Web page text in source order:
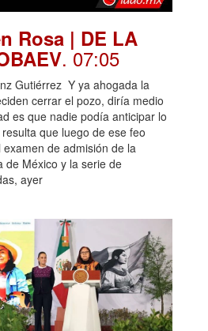
Rosa | DE LA
. 07:05
Gutiérrez Y ya ahogada la
cerrar el pozo, diría medio
es que nadie podía anticipar lo
que luego de ese feo
de admisión de la
de México y la serie de
ayer